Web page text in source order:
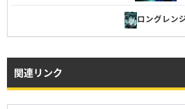
ロングレン
関連リンク